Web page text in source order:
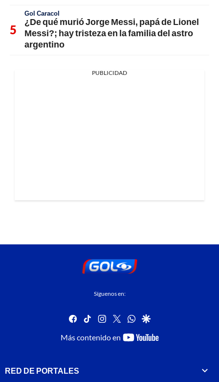
Gol Caracol
¿De qué murió Jorge Messi, papá de Lionel
Messi?; hay tristeza en la familia del astro
argentino
PUBLICIDAD
Síguenos en:
facebook
tiktok instagram
twitterwhatsapp
google
Más contenido en
youtube-
RED DE PORTALES